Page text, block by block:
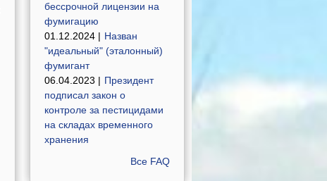
бессрочной лицензии на
фумигацию
01.12.2024 | Назван
"идеальный" (эталонный)
фумигант
06.04.2023 | Президент
подписал закон о
контроле за пестицидами
на складах временного
хранения
Все FAQ